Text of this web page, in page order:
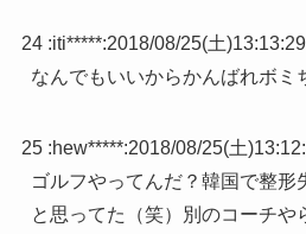
24 :iti*****:2018/08/25(土)13:13:29
なんでもいいからかんばれボミ
25 :hew*****:2018/08/25(土
ゴルフやってんだ？韓国で整形
と思ってた（笑）別のコーチや